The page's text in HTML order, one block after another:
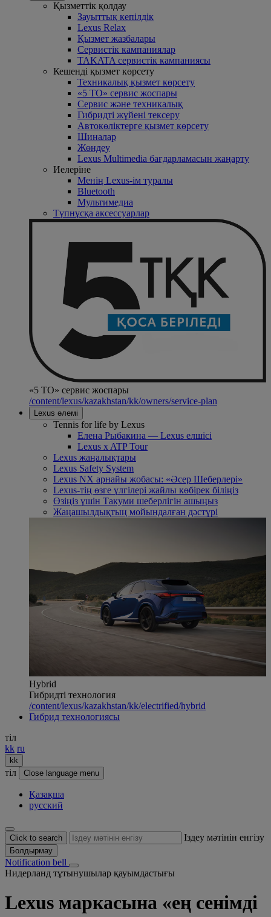
Қызметтік қолдау
Зауыттық кепілдік
Lexus Relax
Қызмет жазбалары
Сервистік кампаниялар
TAKATA сервистік кампаниясы
Кешенді қызмет көрсету
Техникалық қызмет көрсету
«5 ТО» сервис жоспары
Сервис және техникалық
Гибридті жүйені тексеру
Автокөліктерге қызмет көрсету
Шиналар
Жөндеу
Lexus Multimedia бағдарламасын жаңарту
Иелеріне
Менің Lexus-ім туралы
Bluetooth
Mультимедиа
Түпнұсқа аксессуарлар
«5 ТО» сервис жоспары
/content/lexus/kazakhstan/kk/owners/service-plan
Lexus әлемі
Tennis for life by Lexus
Елена Рыбакина — Lexus елшісі
Lexus x ATP Tour
Lexus жаңалықтары
Lexus Safety System
Lexus NX арнайы жобасы: «Әсер Шеберлері»
Lexus-тің өзге үлгілері жайлы көбірек біліңіз
Өзіңіз үшін Такуми шеберлігін ашыңыз
Жаңашылдықтың мойындалған дәстүрі
Hybrid
Гибридті технология
/content/lexus/kazakhstan/kk/electrified/hybrid
Гибрид технологиясы
тіл
kk ru
kk
тіл Close language menu
Қазақша
русский
Click to search Іздеу мәтінін енгізу
Болдырмау
Notification bell
Нидерланд тұтынушылар қауымдастығы
Lexus маркасына «ең сенімді